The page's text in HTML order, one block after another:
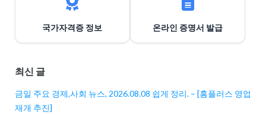
국가자격증 정보 온라인 증명서 발급
최신 글
금일 주요 경제,사회 뉴스, 2026.08.08 쉽게 정리. – [홈플러스 영업
재개 추진]